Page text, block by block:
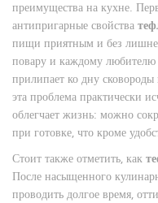
преимущества на кухне.
антипригарные свойства
пищи приятным и без
повару и каждому любителю
прилипает ко дну
эта проблема практически
облегчает жизнь: можно
при готовке, что кроме
Стоит также отметить, как
После насыщенного
проводить долгое время,